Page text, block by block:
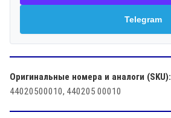
Telegram
Оригинальные номера и аналоги (SKU):
44020500010, 440205 00010